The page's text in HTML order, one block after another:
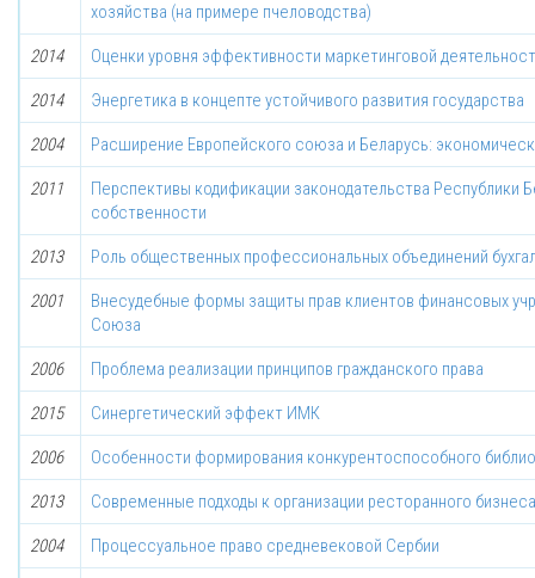
хозяйства (на примере пчеловодства)
2014 Оценки уровня эффективности маркетинговой
2014 Энергетика в концепте устойчивого развития государства
2004 Расширение Европейского союза и Беларусь:
2011
Перспективы кодификации законодательства Республики
собственности
2013 Роль общественных профессиональных объединений
2001
Внесудебные формы защиты прав клиентов финансовых
Союза
2006 Проблема реализации принципов гражданского права
2015 Синергетический эффект ИМК
2006 Особенности формирования конкурентоспособного
2013 Современные подходы к организации ресторанного
2004 Процессуальное право средневековой Сербии